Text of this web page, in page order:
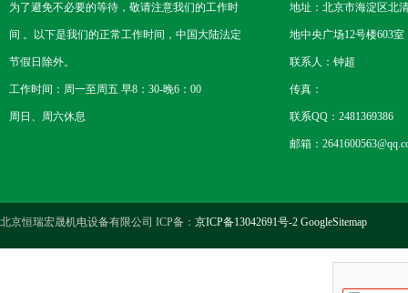
为了避免不必要的等待，敬请注意我们的工作时
间 。以下是我们的正常工作时间，中国大陆法定
节假日除外。
工作时间：周一至周五 早8：30-晚6：00
周日、周六休息
地址：北京市海淀区北
地中央广场12号楼603室
联系人：钟超
传真：
联系QQ：2481369386
邮箱：
北京恒瑞宏晟机电设备有限公司 ICP备： 京ICP备13042691号-2 GoogleSitemap